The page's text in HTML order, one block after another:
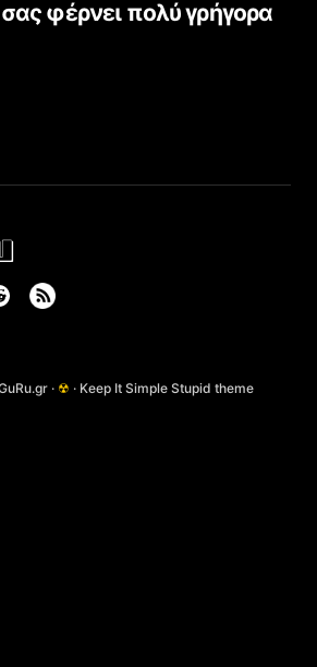
φέρνει πολύ γρήγορα
· ☢ · Keep It Simple Stupid theme